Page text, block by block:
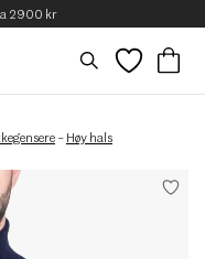
2900 kr
– Høy hals